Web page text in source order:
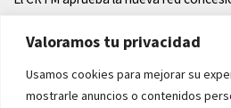
Valoramos tu privacidad
Usamos cookies para mejorar su
mostrarle anuncios o contenidos
Funciona conKahuna